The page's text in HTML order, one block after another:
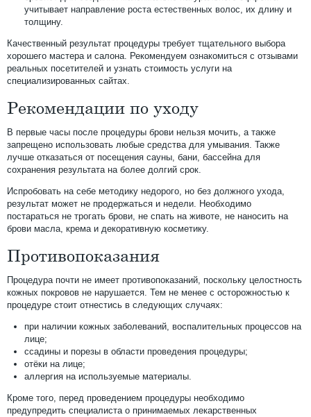
учитывает направление роста естественных волос, их длину и
толщину.
Качественный результат процедуры требует тщательного выбора
хорошего мастера и салона. Рекомендуем ознакомиться с отзывами
реальных посетителей и узнать стоимость услуги на
специализированных сайтах.
Рекомендации по уходу
В первые часы после процедуры брови нельзя мочить, а также
запрещено использовать любые средства для умывания. Также
лучше отказаться от посещения сауны, бани, бассейна для
сохранения результата на более долгий срок.
Испробовать на себе методику недорого, но без должного ухода,
результат может не продержаться и недели. Необходимо
постараться не трогать брови, не спать на животе, не наносить на
брови масла, крема и декоративную косметику.
Противопоказания
Процедура почти не имеет противопоказаний, поскольку целостность
кожных покровов не нарушается. Тем не менее с осторожностью к
процедуре стоит отнестись в следующих случаях:
при наличии кожных заболеваний, воспалительных процессов на
лице;
ссадины и порезы в области проведения процедуры;
отёки на лице;
аллергия на используемые материалы.
Кроме того, перед проведением процедуры необходимо
предупредить специалиста о принимаемых лекарственных